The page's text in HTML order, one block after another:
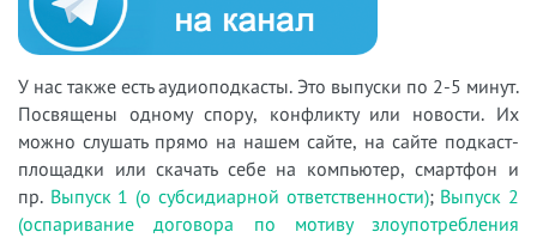
У нас также есть аудиоподкасты. Это выпуски по 2-5 минут.
Посвящены одному спору, конфликту или новости. Их
можно слушать прямо на нашем сайте, на сайте подкаст-
площадки или скачать себе на компьютер, смартфон и
пр. Выпуск 1 (о субсидиарной ответственности); Выпуск 2
(оспаривание договора по мотиву злоупотребления